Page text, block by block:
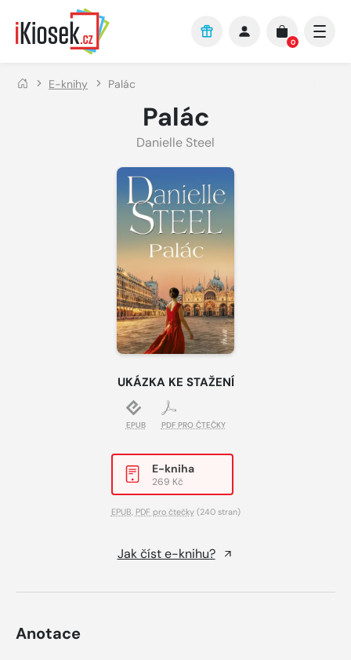
Přejít na hlavní obsah
0
E-knihy Palác
Palác
Danielle Steel
UKÁZKA KE STAŽENÍ
EPUB PDF PRO ČTEČKY
E-kniha
269 Kč
EPUB, PDF pro čtečky(240 stran)
Jak číst e-knihu?
Anotace